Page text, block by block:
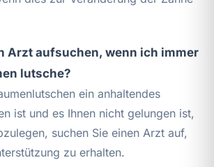
Arzt aufsuchen, wenn ich immer
lutsche?
ein anhaltendes
ist und es Ihnen nicht gelungen ist,
suchen Sie einen Arzt auf,
zu erhalten.